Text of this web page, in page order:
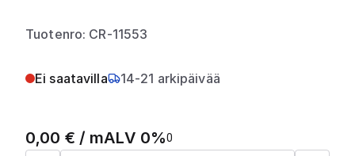
Tuotenro: CR-11553
Ei saatavilla 14-21 arkipäivää
0
0,00 € / mALV 0%